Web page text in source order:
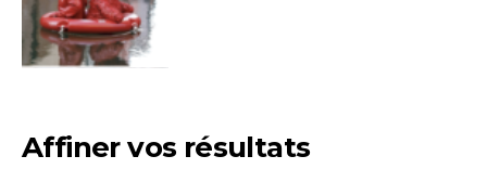
Affiner vos résultats